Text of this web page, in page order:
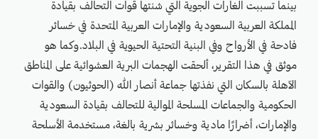
بينما تسببت الغارات الجوية التي شنتها قوات التحالف بقيادة
المملكة العربية السعودية والإمارات العربية المتحدة في خسائر
فادحة في الأرواح وفي البنية التحتية الحيوية في البلاد.وكما هو
موثق في هذا التقرير، ألحقت الهجمات البرية العشوائية على المناطق
الآهلة بالسكان التي نفذتها جماعة أنصار الله (الحوثيون) والقوات
الحكومية والجماعات المسلحة الموالية للتحالف بقيادة السعودية
والإمارات، أضرارًا مادية وخسائر بشرية بالغة، مستخدمة الأسلحة